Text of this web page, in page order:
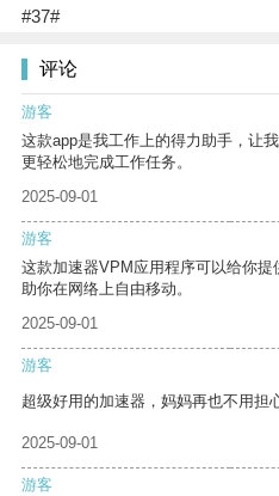
#37#
评论
游客
这款app是我工作上的得力助手，让
更轻松地完成工作任务。
2025-09-01
游客
这款加速器VPM应用程序可以给你
助你在网络上自由移动。
2025-09-01
游客
超级好用的加速器，妈妈再也不用担
2025-09-01
游客